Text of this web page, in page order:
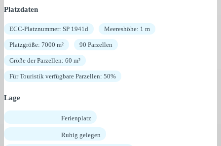
Platzdaten
ECC-Platznummer: SP 1941d Meereshöhe: 1 m
Platzgröße: 7000 m² 90 Parzellen
Größe der Parzellen: 60 m²
Für Touristik verfügbare Parzellen: 50%
Lage
Ferienplatz
Ruhig gelegen